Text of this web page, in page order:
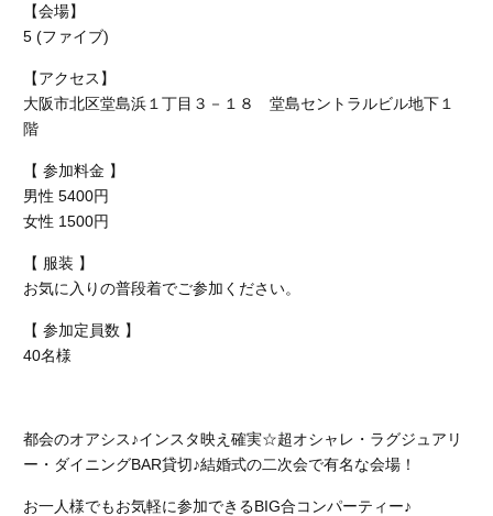
【会場】
5 (ファイブ)
【アクセス】
大阪市北区堂島浜１丁目３－１８ 堂島セントラルビル地下１
階
【 参加料金 】
男性 5400円
女性 1500円
【 服装 】
お気に入りの普段着でご参加ください。
【 参加定員数 】
40名様
都会のオアシス♪インスタ映え確実☆超オシャレ・ラグジュアリ
ー・ダイニングBAR貸切♪結婚式の二次会で有名な会場！
お一人様でもお気軽に参加できるBIG合コンパーティー♪